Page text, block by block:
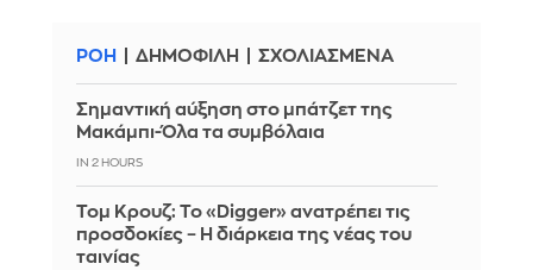
ΡΟΗ ΔΗΜΟΦΙΛΗ ΣΧΟΛΙΑΣΜΕΝΑ
Σημαντική αύξηση στο μπάτζετ της
Μακάμπι-Όλα τα συμβόλαια
IN 2 HOURS
Τομ Κρουζ: Το «Digger» ανατρέπει τις
προσδοκίες – Η διάρκεια της νέας του
ταινίας